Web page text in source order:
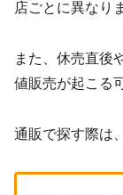
店ごとに異なり
また、休売直後
値販売が起こる
通販で探す際は